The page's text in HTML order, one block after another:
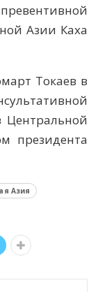
Азии Каха
Токаев в
Центральной
президента
Азия